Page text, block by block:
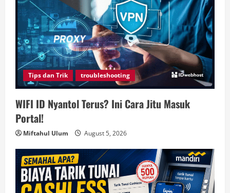
Tips dan Trik troubleshooting
WIFI ID Nyantol Terus? Ini Cara Jitu Masuk
Portal!
Miftahul Ulum August 5, 2026